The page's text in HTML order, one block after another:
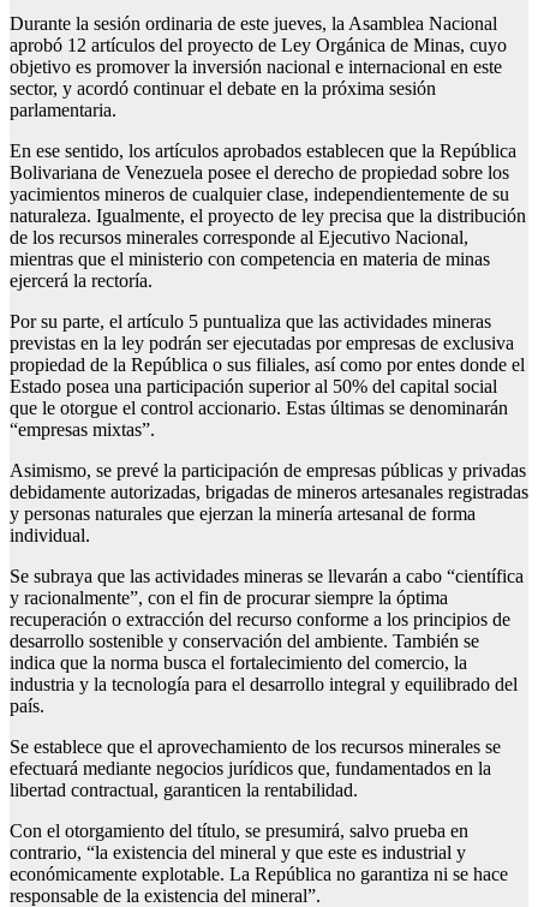
Durante la sesión ordinaria de este jueves, la Asamblea Nacional
aprobó 12 artículos del proyecto de Ley Orgánica de Minas, cuyo
objetivo es promover la inversión nacional e internacional en este
sector, y acordó continuar el debate en la próxima sesión
parlamentaria.
En ese sentido, los artículos aprobados establecen que la República
Bolivariana de Venezuela posee el derecho de propiedad sobre los
yacimientos mineros de cualquier clase, independientemente de su
naturaleza. Igualmente, el proyecto de ley precisa que la distribución
de los recursos minerales corresponde al Ejecutivo Nacional,
mientras que el ministerio con competencia en materia de minas
ejercerá la rectoría.
Por su parte, el artículo 5 puntualiza que las actividades mineras
previstas en la ley podrán ser ejecutadas por empresas de exclusiva
propiedad de la República o sus filiales, así como por entes donde el
Estado posea una participación superior al 50% del capital social
que le otorgue el control accionario. Estas últimas se denominarán
“empresas mixtas”.
Asimismo, se prevé la participación de empresas públicas y privadas
debidamente autorizadas, brigadas de mineros artesanales registradas
y personas naturales que ejerzan la minería artesanal de forma
individual.
Se subraya que las actividades mineras se llevarán a cabo “científica
y racionalmente”, con el fin de procurar siempre la óptima
recuperación o extracción del recurso conforme a los principios de
desarrollo sostenible y conservación del ambiente. También se
indica que la norma busca el fortalecimiento del comercio, la
industria y la tecnología para el desarrollo integral y equilibrado del
país.
Se establece que el aprovechamiento de los recursos minerales se
efectuará mediante negocios jurídicos que, fundamentados en la
libertad contractual, garanticen la rentabilidad.
Con el otorgamiento del título, se presumirá, salvo prueba en
contrario, “la existencia del mineral y que este es industrial y
económicamente explotable. La República no garantiza ni se hace
responsable de la existencia del mineral”.